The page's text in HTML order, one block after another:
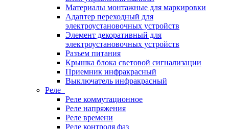
Материалы монтажные для маркировки
Адаптер переходный для
электроустановочных устройств
Элемент декоративный для
электроустановочных устройств
Разъем питания
Крышка блока световой сигнализации
Приемник инфракрасный
Выключатель инфракрасный
Реле
Реле коммутационное
Реле напряжения
Реле времени
Реле контроля фаз